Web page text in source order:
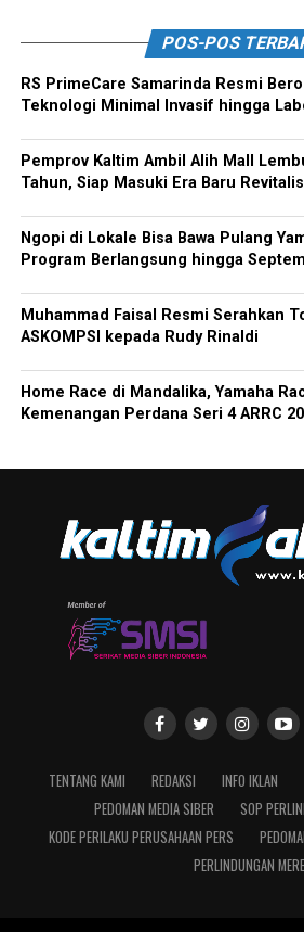
POS-POS
RS PrimeCare Samarinda Resmi
Teknologi Minimal Invasif hingga
Pemprov Kaltim Ambil Alih Mall
Tahun, Siap Masuki Era Baru
Ngopi di Lokale Bisa Bawa Pulang
Program Berlangsung hingga
Muhammad Faisal Resmi Serahkan
ASKOMPSI kepada Rudy Rinaldi
Home Race di Mandalika, Yamaha
Kemenangan Perdana Seri 4 ARRC
TENTANG KAMI REDAKSI INFO IKLAN
PEDOMAN MEDIA SIBER
SOP
KODE PERILAKU PERUSAHAAN PERS
PERLINDUNGAN